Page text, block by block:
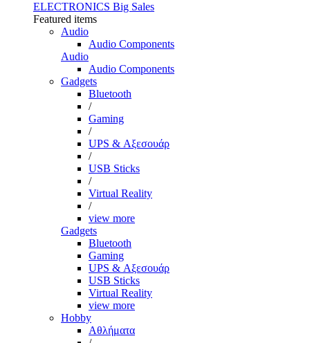
ELECTRONICS Big Sales
Featured items
Audio
Audio Components
Audio
Audio Components
Gadgets
Bluetooth
/
Gaming
/
UPS & Αξεσουάρ
/
USB Sticks
/
Virtual Reality
/
view more
Gadgets
Bluetooth
Gaming
UPS & Αξεσουάρ
USB Sticks
Virtual Reality
view more
Hobby
Αθλήματα